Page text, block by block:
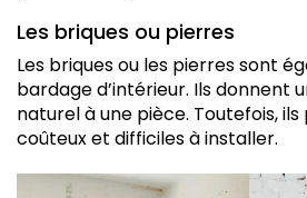
Les briques ou pierres
Les briques ou les pierres sont
bardage d’intérieur. Ils donnent
naturel à une pièce. Toutefois,
coûteux et difficiles à installer.